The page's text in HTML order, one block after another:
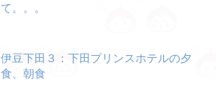
て。。。
伊豆下田３：下田プリンスホテルの夕
食、朝食